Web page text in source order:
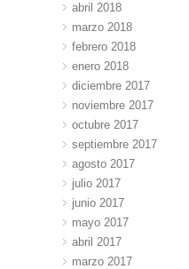
abril 2018
marzo 2018
febrero 2018
enero 2018
diciembre 2017
noviembre 2017
octubre 2017
septiembre 2017
agosto 2017
julio 2017
junio 2017
mayo 2017
abril 2017
marzo 2017